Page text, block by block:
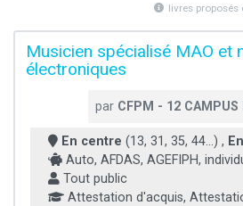
livres
Musicien spécialisé MAO et
électroniques
par CFPM - 12 CAMPUS
En centre (13, 31, 35, 44...) ,
Auto, AFDAS, AGEFIPH,
Tout public
Attestation d'acquis,